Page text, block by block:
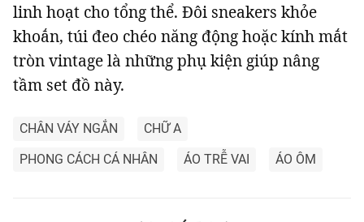
linh hoạt cho tổng thể. Đôi sneakers khỏe
khoắn, túi đeo chéo năng động hoặc kính mắt
tròn vintage là những phụ kiện giúp nâng
tầm set đồ này.
CHÂN VÁY NGẮN
CHỮ A
PHONG CÁCH CÁ NHÂN
ÁO TRỄ VAI ÁO ÔM